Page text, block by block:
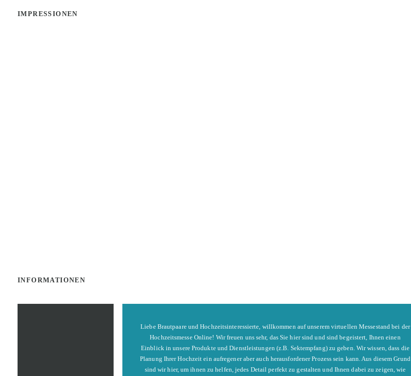
IMPRESSIONEN
INFORMATIONEN
Liebe Brautpaare und Hochzeitsinteressierte, willkommen auf unserem virtuellen Messestand bei der
Hochzeitsmesse Online! Wir freuen uns sehr, das Sie hier sind und sind begeistert, Ihnen einen
Einblick in unsere Produkte und Dienstleistungen (z.B. Sektempfang) zu geben. Wir wissen, dass die
Planung Ihrer Hochzeit ein aufregener aber auch herausfordener Prozess sein kann. Aus diesem Grund
sind wir hier, um ihnen zu helfen, jedes Detail perfekt zu gestalten und Ihnen dabei zu zeigen, wie